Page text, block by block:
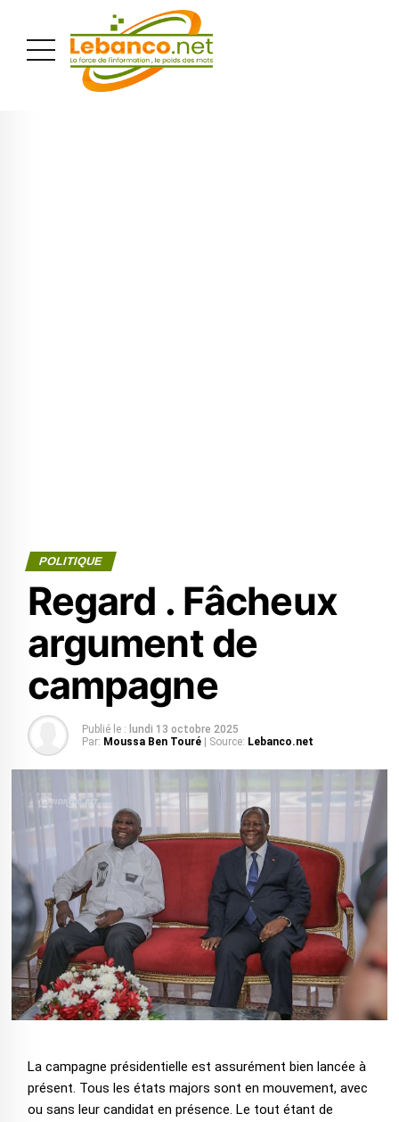
POLITIQUE
Regard . Fâcheux
argument de
campagne
Publié le : lundi 13 octobre 2025
Par: Moussa Ben Touré | Source: Lebanco.net
La campagne présidentielle est assurément bien lancée à
présent. Tous les états majors sont en mouvement, avec
ou sans leur candidat en présence. Le tout étant de